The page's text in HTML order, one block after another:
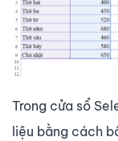
Trong cửa sổ
liệu bằng cách